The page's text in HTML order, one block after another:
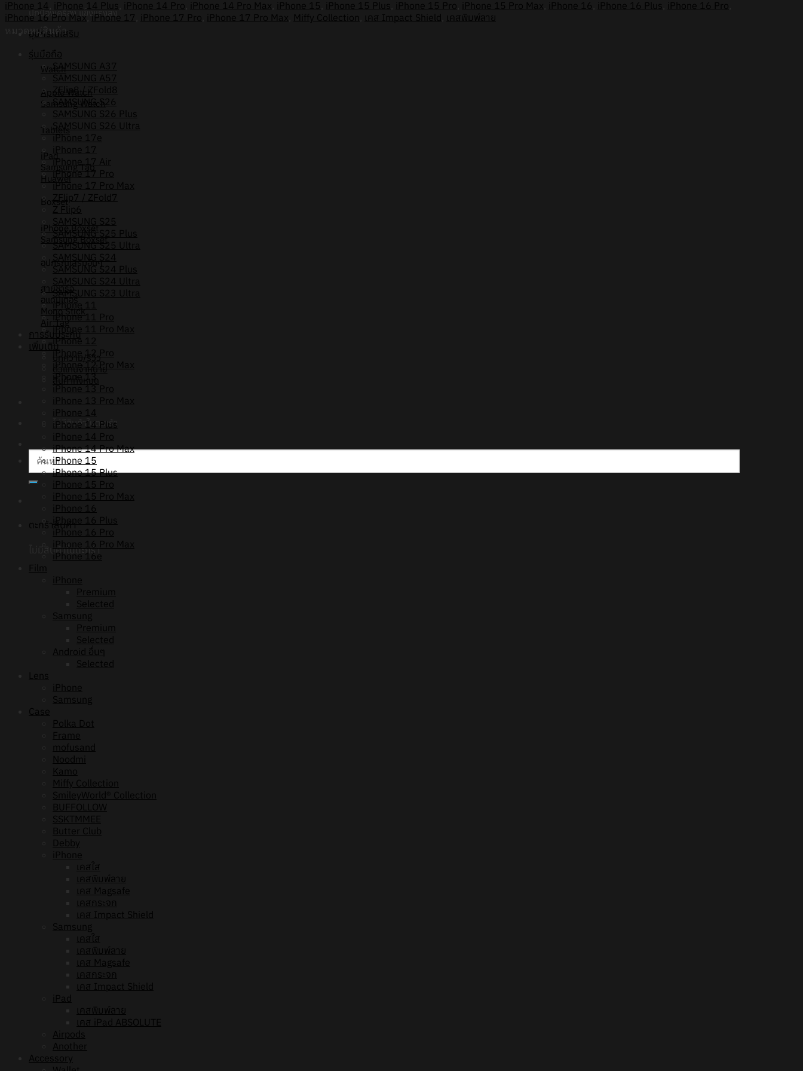
ปกป้องเครื่อง แข็งแรงสูง
อุปกรณ์เสริม
Watch
Apple Watch
Samsung Watch
Tablets
iPad
Samsung Tab
Huawei
Boxset
iPhone Boxset
Samsung Boxset
อุปกรณ์เสริมอื่นๆ
สายชาร์จ
อแดปเตอร์
Mono Stick
Air Tag
การรับประกัน
เพิ่มเติม
บทความ/รีวิว
ตัวแทนจำหน่าย
สินค้าทั้งหมด
ไม่มีสินค้าในตะกร้า
ค้นหา:
ตะกร้าสินค้า
ไม่มีสินค้าในตะกร้า
iPhone
รุ่น
Miffy002
iPhone17,iPhone16,iPhone15,iPhone14,iPhone13,iPhone12]
iPhone 14
iPhone 14 Plus iPhone 14 Pro iPhone 14 Pro Max iPhone 15 iPhone 15 Plus iPhone 15 Pro iPhone 15 Pro Max iPhone 16 iPhone 16 Plus iPhone 16 Pro
iPhone 16 Pro Max iPhone 17 iPhone 17 Pro iPhone 17 Pro Max Miffy Collection เคส Impact Shield เคสพิมพ์ลาย
หมวดหมู่สินค้า
รุ่นมือถือ
SAMSUNG A37
SAMSUNG A57
ZFlip8 / ZFold8
SAMSUNG S26
SAMSUNG S26 Plus
SAMSUNG S26 Ultra
iPhone 17e
iPhone 17
iPhone 17 Air
iPhone 17 Pro
iPhone 17 Pro Max
ZFlip7 / ZFold7
Z Flip6
SAMSUNG S25
SAMSUNG S25 Plus
SAMSUNG S25 Ultra
SAMSUNG S24
SAMSUNG S24 Plus
SAMSUNG S24 Ultra
SAMSUNG S23 Ultra
iPhone 11
iPhone 11 Pro
iPhone 11 Pro Max
iPhone 12
iPhone 12 Pro
iPhone 12 Pro Max
iPhone 13
iPhone 13 Pro
iPhone 13 Pro Max
iPhone 14
iPhone 14 Plus
iPhone 14 Pro
iPhone 14 Pro Max
iPhone 15
iPhone 15 Plus
iPhone 15 Pro
iPhone 15 Pro Max
iPhone 16
iPhone 16 Plus
iPhone 16 Pro
iPhone 16 Pro Max
iPhone 16e
Film
iPhone
Premium
Selected
Samsung
Premium
Selected
Android อื่นๆ
Selected
Lens
iPhone
Samsung
Case
Polka Dot
Frame
mofusand
Noodmi
Kamo
Miffy Collection
SmileyWorld® Collection
BUFFOLLOW
SSKTMMEE
Butter Club
Debby
iPhone
เคสใส
เคสพิมพ์ลาย
เคส Magsafe
เคสกระจก
เคส Impact Shield
Samsung
เคสใส
เคสพิมพ์ลาย
เคส Magsafe
เคสกระจก
เคส Impact Shield
iPad
เคสพิมพ์ลาย
เคส iPad ABSOLUTE
Airpods
Another
Accessory